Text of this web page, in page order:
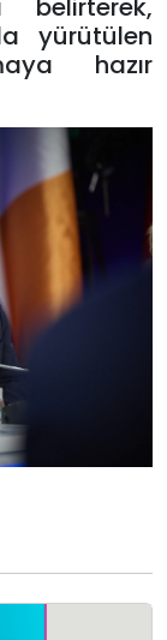
belirterek,
yürütülen
hazır